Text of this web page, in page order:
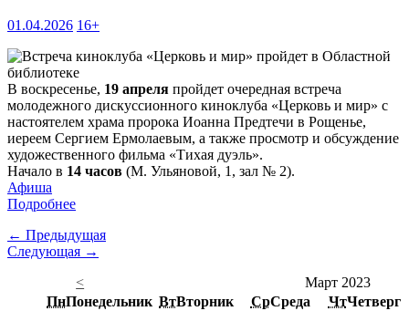
01.04.2026 16+
В воскресенье, 19 апреля пройдет очередная встреча
молодежного дискуссионного киноклуба «Церковь и мир» с
настоятелем храма пророка Иоанна Предтечи в Рощенье,
иереем Сергием Ермолаевым, а также просмотр и обсуждение
художественного фильма «Тихая дуэль».
Начало в 14 часов (М. Ульяновой, 1, зал № 2).
Афиша
Подробнее
← Предыдущая
Следующая →
<
Март 2023
ПнПонедельник ВтВторник СрСреда ЧтЧетверг